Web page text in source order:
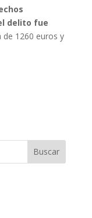
delito fue
de 1260 euros y